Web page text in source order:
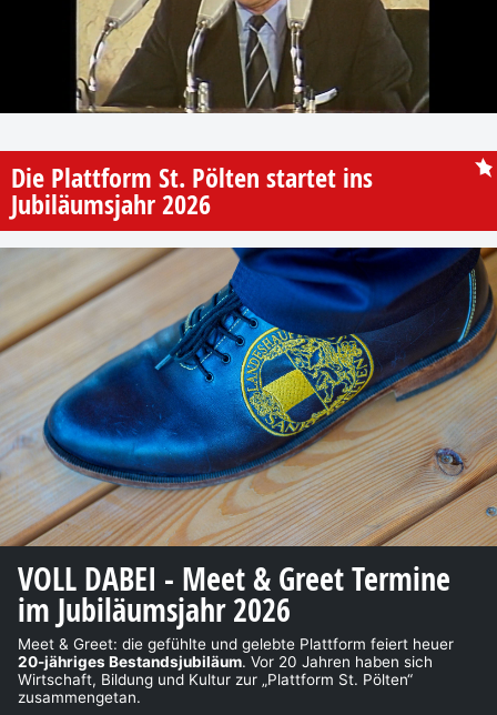
Die Plattform St. Pölten startet ins
Jubiläumsjahr 2026
VOLL DABEI - Meet & Greet Termine
im Jubiläumsjahr 2026
Meet & Greet: die gefühlte und gelebte Plattform feiert heuer
20-jähriges Bestandsjubiläum. Vor 20 Jahren haben sich
Wirtschaft, Bildung und Kultur zur „Plattform St. Pölten“
zusammengetan.